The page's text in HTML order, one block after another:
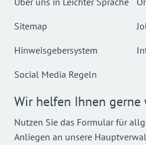
Sitemap
Hinweisgebersystem
Social Media Regeln
Wir helfen Ihnen gerne
Nutzen Sie das Formular für
Anliegen an unsere